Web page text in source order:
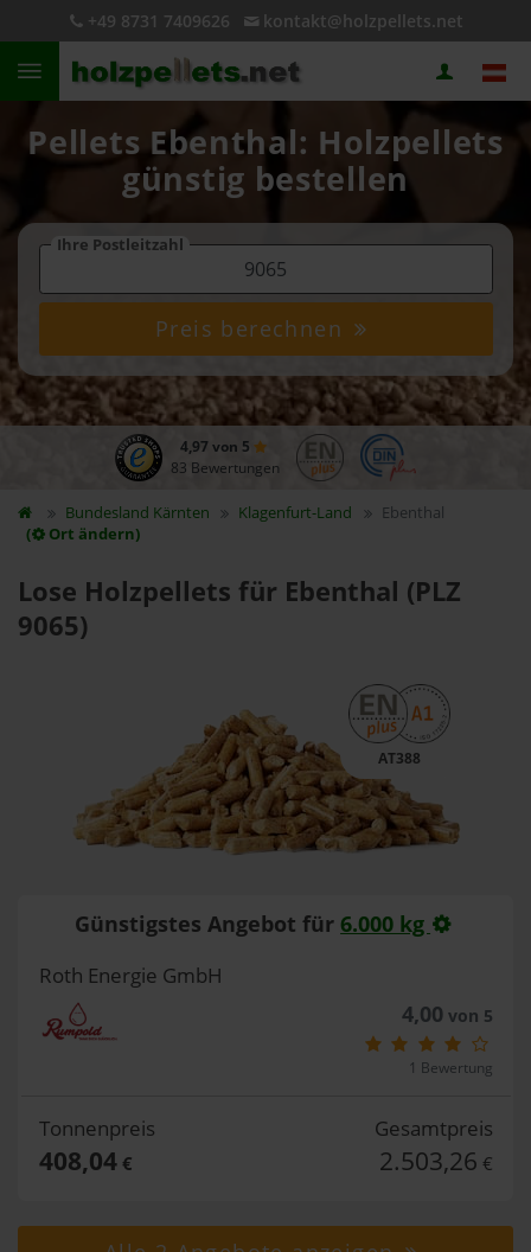
+49 8731 7409626 kontakt@holzpellets.net
Pellets Ebenthal: Holzpellets
günstig bestellen
Ihre Postleitzahl
Preis berechnen
4,97 von 5
83 Bewertungen
Bundesland Kärnten Klagenfurt-Land
Ebenthal
(
Ort ändern)
Lose Holzpellets für Ebenthal (PLZ
9065)
AT388
Günstigstes Angebot für 6.000 kg
Roth Energie GmbH
4,00 von 5
1 Bewertung
Tonnenpreis
408,04€
Gesamtpreis
2.503,26 €